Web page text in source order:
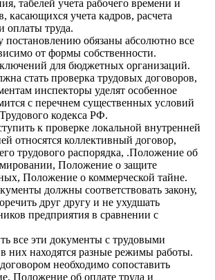
табелей учета рабочего времени и
касающихся учета кадров, расчета
оплаты труда.
постановлению обязаны абсолютно все
от формы собственности.
для бюджетных организаций.
стать проверка трудовых договоров,
инспекторы уделят особенное
с перечнем существенных условий
кодекса РФ.
к проверке локальной внутренней
относятся коллективный договор,
трудового распорядка, .Положение об
Положение о защите
Положение о коммерческой тайне.
должны соответствовать закону,
друг другу и не ухудшать
предприятия в сравнении с
все эти документы с трудовыми
них находятся разные режимы работы.
необходимо сопоставить
Положение об оплате труда и